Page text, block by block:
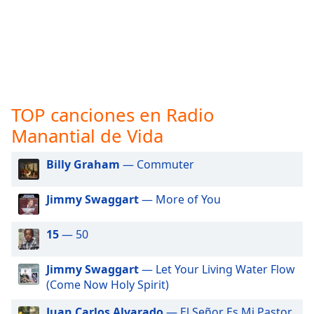
settings
dialog
subtitles
selected
Audio
Track
Picture-
in-
Fullscreen
This
TOP canciones en Radio
Manantial de Vida
Billy Graham — Commuter
Jimmy Swaggart— More of You
15— 50
Jimmy Swaggart— Let Your Living Water Flow
(Come Now Holy Spirit)